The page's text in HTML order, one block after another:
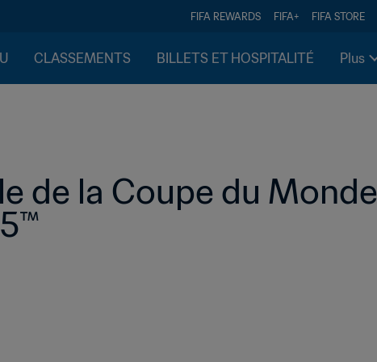
FIFA REWARDS FIFA+ FIFA STORE
CLASSEMENTS BILLETS ET HOSPITALITÉ Plus
de la Coupe du Monde